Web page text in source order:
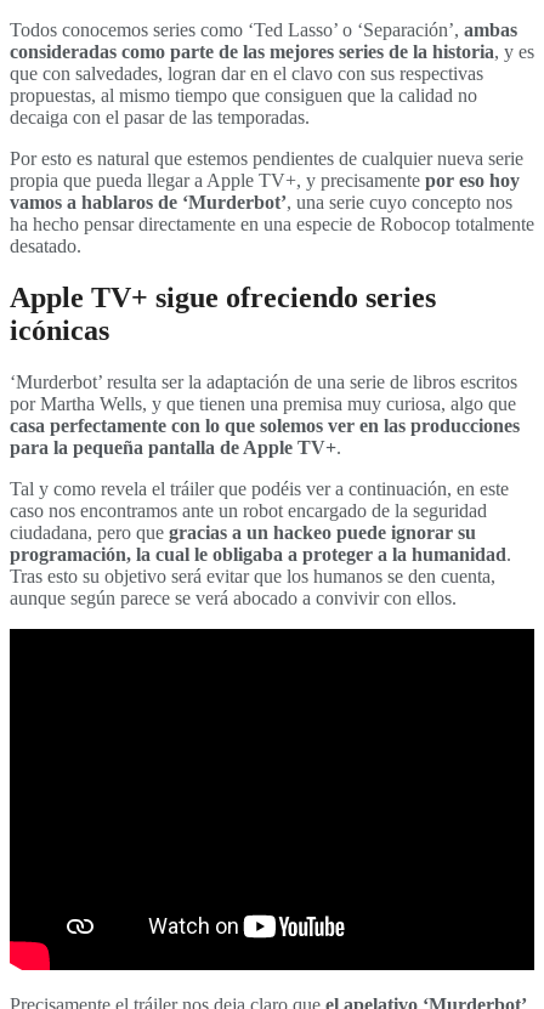
Todos conocemos series como ‘Ted Lasso’ o ‘Separación’, ambas
consideradas como parte de las mejores series de la historia, y es
que con salvedades, logran dar en el clavo con sus respectivas
propuestas, al mismo tiempo que consiguen que la calidad no
decaiga con el pasar de las temporadas.
Por esto es natural que estemos pendientes de cualquier nueva serie
propia que pueda llegar a Apple TV+, y precisamente por eso hoy
vamos a hablaros de ‘Murderbot’, una serie cuyo concepto nos
ha hecho pensar directamente en una especie de Robocop totalmente
desatado.
Apple TV+ sigue ofreciendo series
icónicas
‘Murderbot’ resulta ser la adaptación de una serie de libros escritos
por Martha Wells, y que tienen una premisa muy curiosa, algo que
casa perfectamente con lo que solemos ver en las producciones
para la pequeña pantalla de Apple TV+.
Tal y como revela el tráiler que podéis ver a continuación, en este
caso nos encontramos ante un robot encargado de la seguridad
ciudadana, pero que gracias a un hackeo puede ignorar su
programación, la cual le obligaba a proteger a la humanidad.
Tras esto su objetivo será evitar que los humanos se den cuenta,
aunque según parece se verá abocado a convivir con ellos.
Precisamente el tráiler nos deja claro que el apelativo ‘Murderbot’